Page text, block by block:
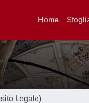
Home
Legale)